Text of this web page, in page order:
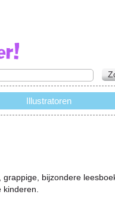
bijzondere
kinderen.
Illustratoren